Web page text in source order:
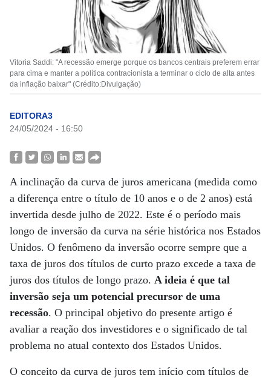
Vitoria Saddi: "A recessão emerge porque os bancos centrais preferem errar
para cima e manter a política contracionista a terminar o ciclo de alta antes
da inflação baixar" (Crédito:Divulgação)
EDITORA3
24/05/2024 - 16:50
A inclinação da curva de juros americana (medida como
a diferença entre o título de 10 anos e o de 2 anos) está
invertida desde julho de 2022. Este é o período mais
longo de inversão da curva na série histórica nos Estados
Unidos. O fenômeno da inversão ocorre sempre que a
taxa de juros dos títulos de curto prazo excede a taxa de
juros dos títulos de longo prazo. A ideia é que tal
inversão seja um potencial precursor de uma
recessão. O principal objetivo do presente artigo é
avaliar a reação dos investidores e o significado de tal
problema no atual contexto dos Estados Unidos.
O conceito da curva de juros tem início com títulos de